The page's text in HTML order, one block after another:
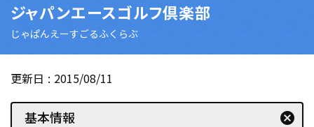
ジャパンエースゴルフ倶楽部
じゃぱんえーすごるふくらぶ
更新日 2015/08/11
基本情報 cancel